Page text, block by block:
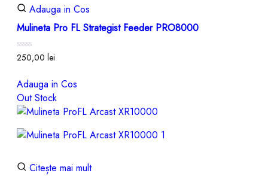
Adauga in Cos
Mulineta Pro FL Strategist Feeder PRO8000
Evaluat
la
din
5
250,00 lei
Adauga in Cos
Out Stock
Citește mai mult